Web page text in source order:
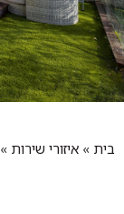
בית » איזורי שירות »